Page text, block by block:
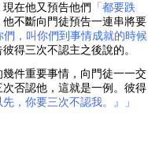
在他又預告他們 「都要跌
不斷向門徒預告一連串將要
們，叫你們到事情成就的時候
得三次不認主之後說的。
件重要事情，向門徒一一交
否認他，這就是一例。彼得
，你要三次不認我。』」